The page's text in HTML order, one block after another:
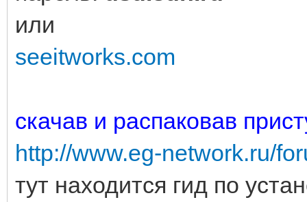
или
seeitworks.com
скачав и распаковав
http://www.eg-network.ru/
тут находится гид по